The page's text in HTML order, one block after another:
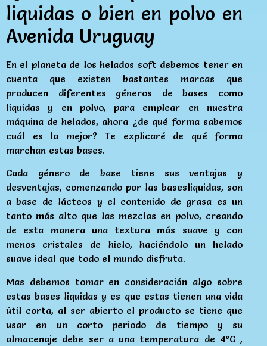
liquidas o bien en polvo en
Avenida Uruguay
En el planeta de los helados soft debemos tener en
cuenta que existen bastantes marcas que
producen diferentes géneros de bases como
liquidas y en polvo, para emplear en nuestra
máquina de helados, ahora ¿de qué forma sabemos
cuál es la mejor? Te explicaré de qué forma
marchan estas bases.
Cada género de base tiene sus ventajas y
desventajas, comenzando por las basesliquidas, son
a base de lácteos y el contenido de grasa es un
tanto más alto que las mezclas en polvo, creando
de esta manera una textura más suave y con
menos cristales de hielo, haciéndolo un helado
suave ideal que todo el mundo disfruta.
Mas debemos tomar en consideración algo sobre
estas bases liquidas y es que estas tienen una vida
útil corta, al ser abierto el producto se tiene que
usar en un corto periodo de tiempo y su
almacenaje debe ser a una temperatura de 4ºC ,